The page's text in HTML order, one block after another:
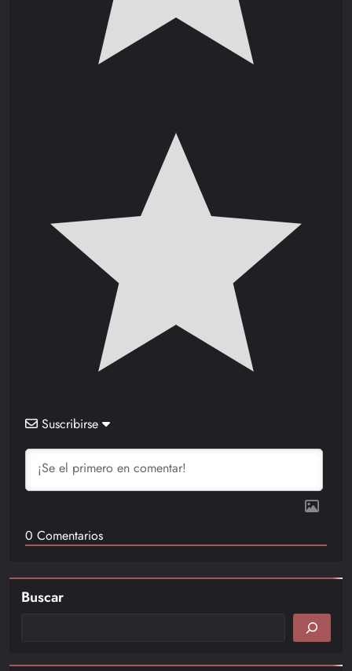
Suscribirse
0 Comentarios
Buscar